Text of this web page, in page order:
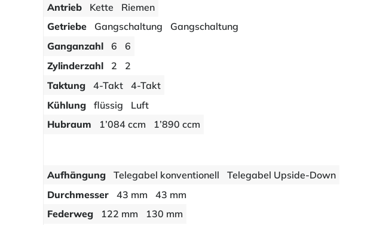
Antrieb
Kette
Riemen
Getriebe
Gangschaltung
Gangschaltung
Ganganzahl
6
6
Zylinderzahl
2
2
Taktung
4-Takt
4-Takt
Kühlung
flüssig
Luft
Hubraum
1’084 ccm 1’890 ccm
Aufhängung
Telegabel konventionell
Telegabel Upside-Down
Durchmesser
43 mm
43 mm
Federweg
122 mm 130 mm